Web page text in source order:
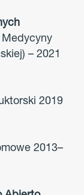
– 2021
2019
2013–